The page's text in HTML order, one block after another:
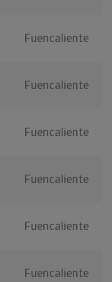
Fuencaliente
Fuencaliente
Fuencaliente
Fuencaliente
Fuencaliente
Fuencaliente